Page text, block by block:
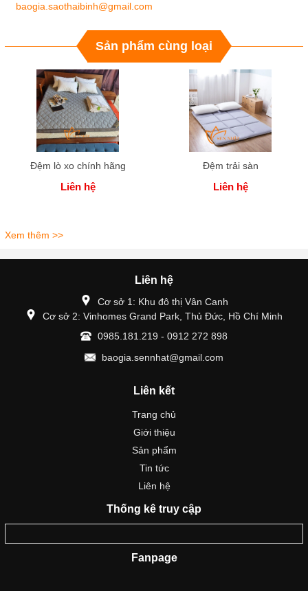
baogia.saothaibinh@gmail.com
Sản phẩm cùng loại
Đệm lò xo chính hãng
Liên hệ
Đệm trải sàn
Liên hệ
Xem thêm >>
Liên hệ
Cơ sở 1: Khu đô thị Vân Canh
Cơ sở 2: Vinhomes Grand Park, Thủ Đức, Hồ Chí Minh
0985.181.219 - 0912 272 898
baogia.sennhat@gmail.com
Liên kết
Trang chủ
Giới thiệu
Sản phẩm
Tin tức
Liên hệ
Thống kê truy cập
Fanpage